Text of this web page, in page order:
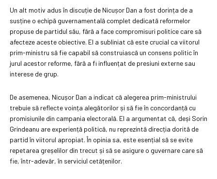
Un alt motiv adus în discuție de Nicușor Dan a fost dorința de a
susține o echipă guvernamentală complet dedicată reformelor
propuse de partidul său, fără a face compromisuri politice care să
afecteze aceste obiective. El a subliniat că este crucial ca viitorul
prim-ministru să fie capabil să construiască un consens politic în
jurul acestor reforme, fără a fi influențat de presiuni externe sau
interese de grup.
De asemenea, Nicușor Dan a indicat că alegerea prim-ministrului
trebuie să reflecte voința alegătorilor și să fie în concordanță cu
promisiunile din campania electorală. El a argumentat că, deși Sorin
Grindeanu are experiență politică, nu reprezintă direcția dorită de
partid în viitorul apropiat. În opinia sa, este esențial să se evite
repetarea greșelilor din trecut și să se asigure o guvernare care să
fie, într-adevăr, în serviciul cetățenilor.